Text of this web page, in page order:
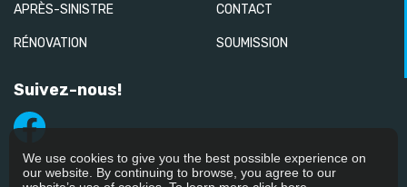
APRÈS-SINISTRE
RÉNOVATION
CONTACT
SOUMISSION
Suivez-nous!
We use cookies to give you the best possible experience on
our website. By continuing to browse, you agree to our